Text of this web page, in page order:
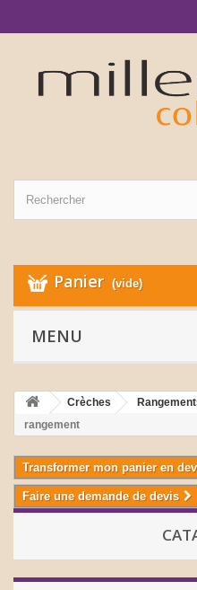
Panier (vide)
MENU
Crèches
rangement
Transformer mon panier en
Faire une demande de devis